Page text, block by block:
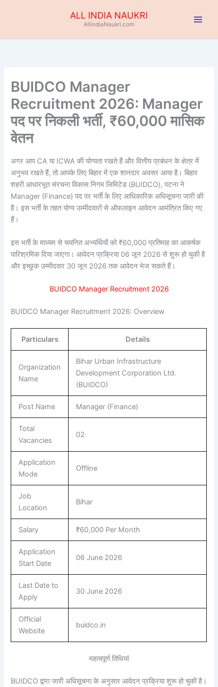
ALL INDIA NAUKRI
AllindiaNaukri.com
BUIDCO Manager
Recruitment 2026: Manager
पद पर निकली भर्ती, ₹60,000 मासिक
वेतन
अगर आप CA या ICWA की योग्यता रखते हैं और वित्तीय प्रबंधन के क्षेत्र में
अनुभव रखते हैं, तो आपके लिए बिहार में एक शानदार अवसर आया है। बिहार
शहरी आधारभूत संरचना विकास निगम लिमिटेड (BUIDCO), पटना ने
Manager (Finance) पद पर भर्ती के लिए आधिकारिक अधिसूचना जारी की
है। इस भर्ती के तहत योग्य उम्मीदवारों से ऑफलाइन आवेदन आमंत्रित किए गए
हैं।
इस भर्ती के माध्यम से चयनित अभ्यर्थियों को ₹60,000 प्रतिमाह का आकर्षक
पारिश्रमिक दिया जाएगा। आवेदन प्रक्रिया 06 जून 2026 से शुरू हो चुकी है
और इच्छुक उम्मीदवार 30 जून 2026 तक आवेदन भेज सकते हैं।
BUIDCO Manager Recruitment 2026
BUIDCO Manager Recruitment 2026: Overview
Particulars Details
Organization
Name
Bihar Urban Infrastructure
Development Corporation Ltd.
(BUIDCO)
Post Name Manager (Finance)
Total
Vacancies
02
Application
Mode
Offline
Job
Location
Bihar
Salary ₹60,000 Per Month
Application
Start Date
06 June 2026
Last Date to
Apply
30 June 2026
Official
Website
buidco.in
महत्वपूर्ण तिथियां
BUIDCO द्वारा जारी अधिसूचना के अनुसार आवेदन प्रक्रिया शुरू हो चुकी है।